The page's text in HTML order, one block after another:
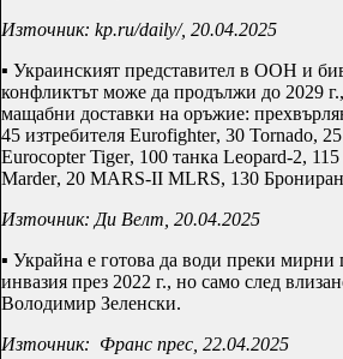
Източник: kp.ru/daily/, 20.04.2025
▪ Украинският представител в ООН и
конфликтът може да продължи до 2029
мащабни доставки на оръжие:
45 изтребителя Eurofighter, 30 Tornado,
Eurocopter Tiger, 100 танка Leopard-2,
Marder, 20 MARS-II MLRS, 130
Източник: Ди Велт, 20.04.2025
▪ Украйна е готова да води преки мирни
инвазия през 2022 г., но само след
Володимир Зеленски.
Източник: Франс прес, 22.04.2025